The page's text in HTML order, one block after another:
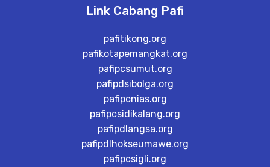
Link Cabang Pafi
pafitikong.org
pafikotapemangkat.org
pafipcsumut.org
pafipdsibolga.org
pafipcnias.org
pafipcsidikalang.org
pafipdlangsa.org
pafipdlhokseumawe.org
pafipcsigli.org